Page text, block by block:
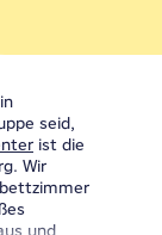
seid,
ist die
Wir
und